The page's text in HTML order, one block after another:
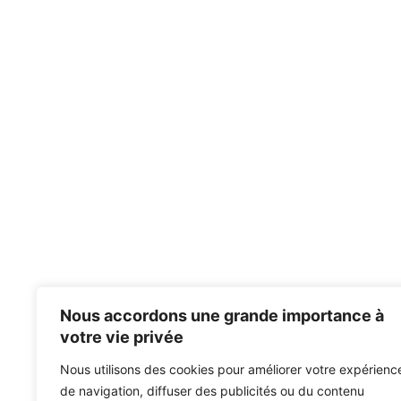
Nous accordons une grande importance à
votre vie privée
Nous utilisons des cookies pour améliorer votre
de navigation, diffuser des publicités ou du contenu